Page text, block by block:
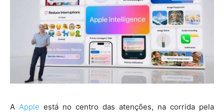
A Apple está no centro das atenções, na corrida pela